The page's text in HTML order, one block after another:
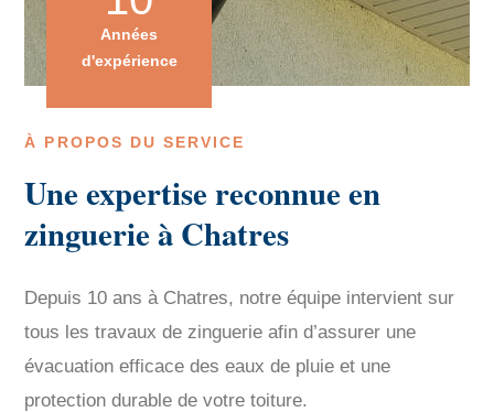
À PROPOS DU SERVICE
Une expertise reconnue en
zinguerie à Chatres
Depuis 10 ans à Chatres, notre équipe intervient sur
tous les travaux de zinguerie afin d’assurer une
évacuation efficace des eaux de pluie et une
protection durable de votre toiture.
Années
d'expérience